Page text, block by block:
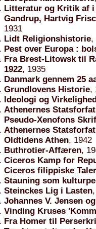
Litteratur og Kritik af i
Gandrup, Hartvig
1931
Lidt Religionshistorie,
Pest over Europa :
Fra Brest-Litowsk til
1922, 1935
Danmark gennem 25
Grundlovens Historie,
Ideologi og
Athenernes
Pseudo-Xenofons
Athenernes
Oldtidens Athen, 1942
Buthrotier-Affæren,
Ciceros Kamp for
Ciceros filippiske Taler
Stauning som
Steinckes Lig i Lasten
Johannes V. Jensen
Vinding Kruses
Fra Homer til